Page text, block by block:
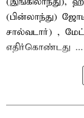
(பின்லாந்து)
சால்வடார்) ,
எதிர்கொண்டது ...